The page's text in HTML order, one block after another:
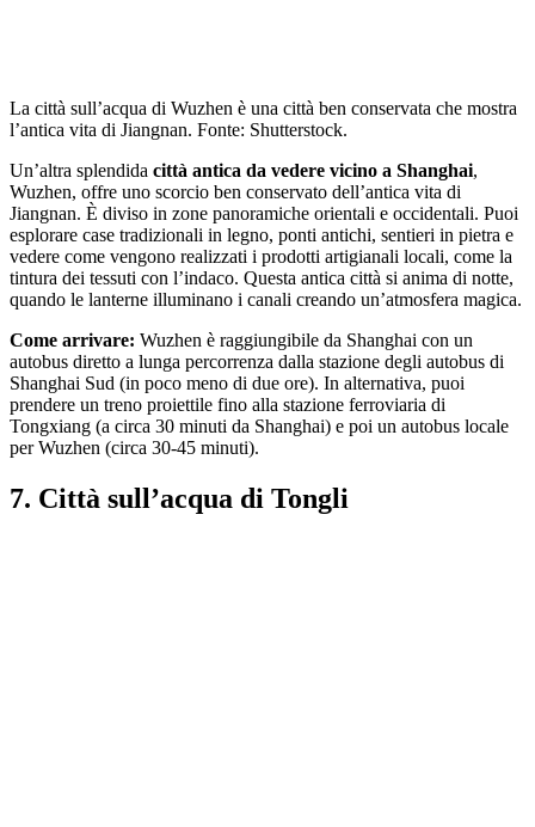
La città sull’acqua di Wuzhen è una città ben conservata che mostra
l’antica vita di Jiangnan. Fonte: Shutterstock.
Un’altra splendida città antica da vedere vicino a Shanghai,
Wuzhen, offre uno scorcio ben conservato dell’antica vita di
Jiangnan. È diviso in zone panoramiche orientali e occidentali. Puoi
esplorare case tradizionali in legno, ponti antichi, sentieri in pietra e
vedere come vengono realizzati i prodotti artigianali locali, come la
tintura dei tessuti con l’indaco. Questa antica città si anima di notte,
quando le lanterne illuminano i canali creando un’atmosfera magica.
Come arrivare: Wuzhen è raggiungibile da Shanghai con un
autobus diretto a lunga percorrenza dalla stazione degli autobus di
Shanghai Sud (in poco meno di due ore). In alternativa, puoi
prendere un treno proiettile fino alla stazione ferroviaria di
Tongxiang (a circa 30 minuti da Shanghai) e poi un autobus locale
per Wuzhen (circa 30-45 minuti).
7. Città sull’acqua di Tongli